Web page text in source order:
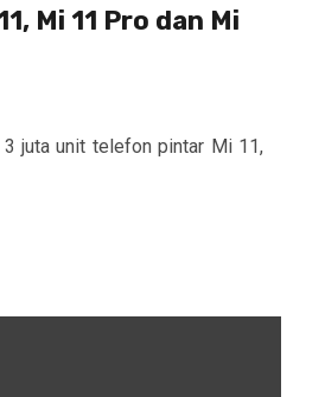
Mi 11 Pro dan Mi
3 juta unit telefon pintar Mi 11,